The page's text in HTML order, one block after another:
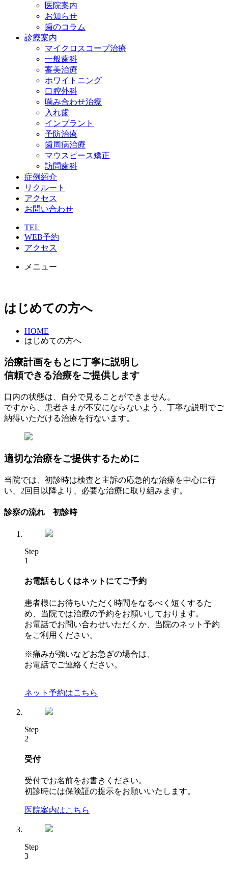
医院案内
お知らせ
歯のコラム
診療案内
マイクロスコープ治療
一般歯科
審美治療
ホワイトニング
口腔外科
噛み合わせ治療
入れ歯
インプラント
予防治療
歯周病治療
マウスピース矯正
訪問歯科
症例紹介
リクルート
アクセス
お問い合わせ
TEL
WEB予約
アクセス
メニュー
はじめての方へ
HOME
はじめての方へ
治療計画をもとに丁寧に説明し
信頼できる治療をご提供します
口内の状態は、自分で見ることができません。
ですから、患者さまが不安にならないよう、丁寧な説明でご
納得いただける治療を行ないます。
適切な治療をご提供するために
当院では、初診時は検査と主訴の応急的な治療を中心に行
い、2回目以降より、必要な治療に取り組みます。
診察の流れ 初診時
Step
1
お電話もしくはネットにてご予約
患者様にお待ちいただく時間をなるべく短くするた
め、当院では治療の予約をお願いしております。
お電話でお問い合わせいただくか、当院のネット予約
をご利用ください。
※痛みが強いなどお急ぎの場合は、
お電話でご連絡ください。
ネット予約はこちら
Step
2
受付
受付でお名前をお書きください。
初診時には保険証の提示をお願いいたします。
医院案内はこちら
Step
3